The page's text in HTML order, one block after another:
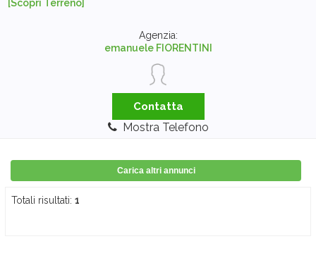
[Scopri Terreno]
Agenzia:
emanuele FIORENTINI
Contatta
Mostra Telefono
Carica altri annunci
Totali risultati: 1